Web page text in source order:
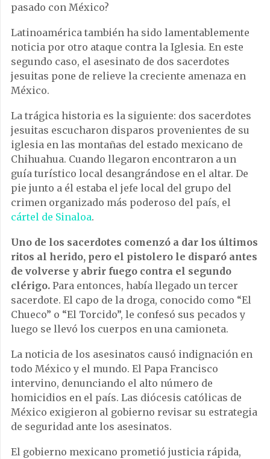
pasado con México?
Latinoamérica también ha sido lamentablemente
noticia por otro ataque contra la Iglesia. En este
segundo caso, el asesinato de dos sacerdotes
jesuitas pone de relieve la creciente amenaza en
México.
La trágica historia es la siguiente: dos sacerdotes
jesuitas escucharon disparos provenientes de su
iglesia en las montañas del estado mexicano de
Chihuahua. Cuando llegaron encontraron a un
guía turístico local desangrándose en el altar. De
pie junto a él estaba el jefe local del grupo del
crimen organizado más poderoso del país, el
cártel de Sinaloa.
Uno de los sacerdotes comenzó a dar los últimos
ritos al herido, pero el pistolero le disparó antes
de volverse y abrir fuego contra el segundo
clérigo. Para entonces, había llegado un tercer
sacerdote. El capo de la droga, conocido como “El
Chueco” o “El Torcido”, le confesó sus pecados y
luego se llevó los cuerpos en una camioneta.
La noticia de los asesinatos causó indignación en
todo México y el mundo. El Papa Francisco
intervino, denunciando el alto número de
homicidios en el país. Las diócesis católicas de
México exigieron al gobierno revisar su estrategia
de seguridad ante los asesinatos.
El gobierno mexicano prometió justicia rápida,